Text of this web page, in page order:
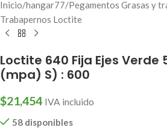
Inicio/hangar77/Pegamentos Grasas y
Trabapernos Loctite
Loctite 640 Fija Ejes
(mpa) S) : 600
$21,454 IVA incluido
58 disponibles